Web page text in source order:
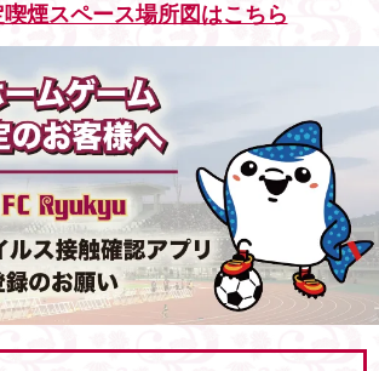
煙スペース場所図はこちら